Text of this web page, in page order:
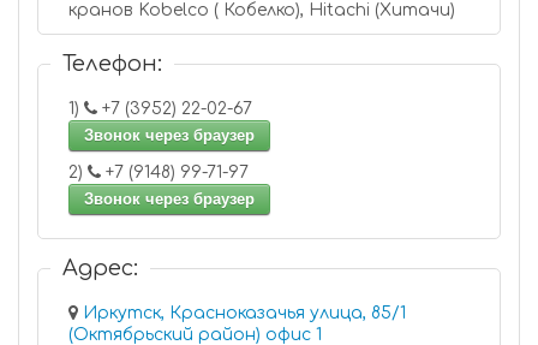
кранов Kobelco ( Кобелко), Hitachi (Хитачи)
Телефон:
1)
+7 (3952) 22-02-67
Звонок через браузер
2)
+7 (9148) 99-71-97
Звонок через браузер
Адрес:
Иркутск, Красноказачья улица, 85/1
(Октябрьский район) офис 1